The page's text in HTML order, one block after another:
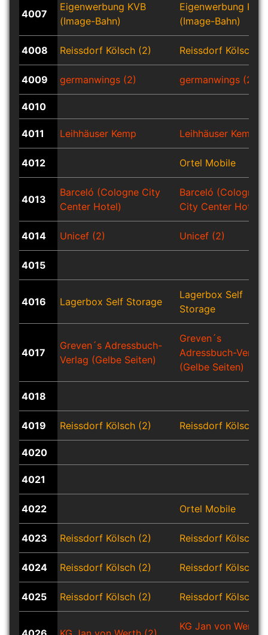
4007
Eigenwerbung KVB
(Image-Bahn)
Eigenwerbung KVB
(Image-Bahn)
4008 Reissdorf Kölsch (2) Reissdorf Kölsch
4009 germanwings (2) germanwings (2)
4010
4011 Leihhäuser Kemp Leihhäuser Kemp
4012 Ortel Mobile
4013
Barceló (Cologne City
Center Hotel)
Barceló (Cologne
City Center Hotel)
4014 Unicef (2) Unicef (2)
4015
4016 Lagerbox Self Storage
Lagerbox Self
Storage
4017
Greven´s Adressbuch-
Verlag (Gelbe Seiten)
Greven´s
Adressbuch-Verlag
(Gelbe Seiten)
4018
4019 Reissdorf Kölsch (2) Reissdorf Kölsch
4020
4021
4022 Ortel Mobile
4023 Reissdorf Kölsch (2) Reissdorf Kölsch
4024 Reissdorf Kölsch (2) Reissdorf Kölsch
4025 Reissdorf Kölsch (2) Reissdorf Kölsch
KG Jan von Werth